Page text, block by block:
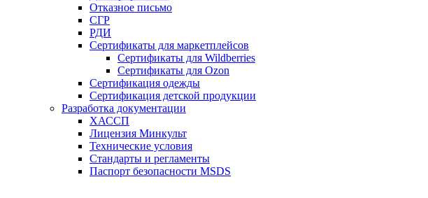
Отказное письмо
СГР
РДИ
Сертификаты для маркетплейсов
Сертификаты для Wildberries
Сертификаты для Ozon
Сертификация одежды
Сертификация детской продукции
Разработка документации
ХАССП
Лицензия Минкульт
Технические условия
Стандарты и регламенты
Паспорт безопасности MSDS